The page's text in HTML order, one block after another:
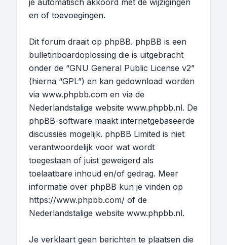
je automatisch akkoord met de wijzigingen
en of toevoegingen.
Dit forum draait op phpBB. phpBB is een
bulletinboardoplossing die is uitgebracht
onder de “GNU General Public License v2”
(hierna “GPL”) en kan gedownload worden
via www.phpbb.com en via de
Nederlandstalige website www.phpbb.nl. De
phpBB-software maakt internetgebaseerde
discussies mogelijk. phpBB Limited is niet
verantwoordelijk voor wat wordt
toegestaan of juist geweigerd als
toelaatbare inhoud en/of gedrag. Meer
informatie over phpBB kun je vinden op
https://www.phpbb.com/ of de
Nederlandstalige website www.phpbb.nl.
Je verklaart geen berichten te plaatsen die